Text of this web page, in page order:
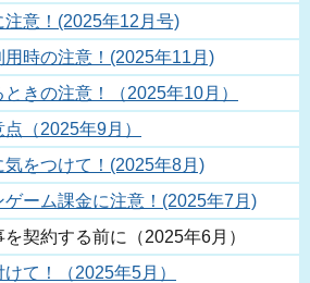
意！(2025年12月号)
時の注意！(2025年11月)
きの注意！（2025年10月）
（2025年9月）
をつけて！(2025年8月)
ーム課金に注意！(2025年7月)
契約する前に（2025年6月）
て！（2025年5月）